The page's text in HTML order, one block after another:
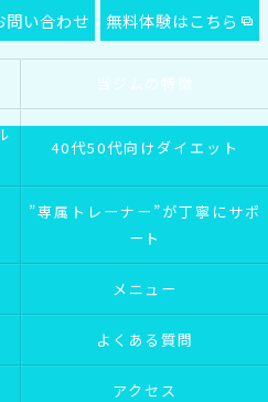
問い合わせ 無料体験はこちら
当ジムの特徴
40代50代向けダイエット
”専属トレーナー”が丁寧にサポ
ート
メニュー
よくある質問
アクセス